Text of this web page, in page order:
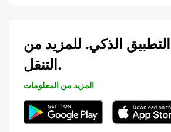
الذكي. للمزيد من
التنقل.
المزيد من المعلومات